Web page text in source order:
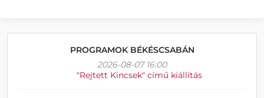
PROGRAMOK BÉKÉSCSABÁN
2026-08-07 16:00
"Rejtett Kincsek" című kiállítás